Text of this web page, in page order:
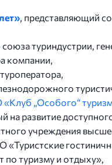
, представляющий
союза туриндустрии,
компании,
„Особого“
на развитие
учреждения
«Туристские
по туризму и отдыху»,